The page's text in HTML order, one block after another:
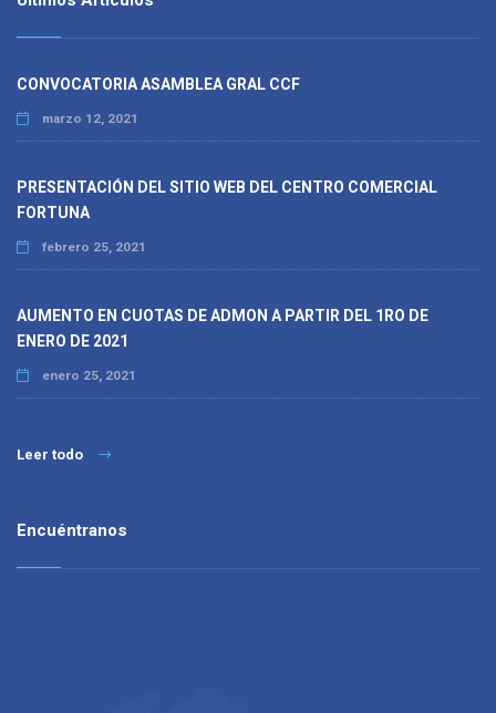
CONVOCATORIA ASAMBLEA GRAL CCF
marzo 12, 2021
PRESENTACIÓN DEL SITIO WEB DEL CENTRO COMERCIAL
FORTUNA
febrero 25, 2021
AUMENTO EN CUOTAS DE ADMON A PARTIR DEL 1RO DE
ENERO DE 2021
enero 25, 2021
Leer todo
Encuéntranos